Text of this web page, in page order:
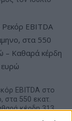
EBITDA στο
στα 550 εκατ.
κέρδη 313